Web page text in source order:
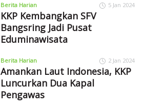
Berita Harian 5 Jan 2024
KKP Kembangkan SFV
Bangsring Jadi Pusat
Eduminawisata
Berita Harian 2 Jan 2024
Amankan Laut Indonesia, KKP
Luncurkan Dua Kapal
Pengawas